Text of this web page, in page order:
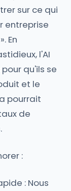
sur ce qui
entreprise
En
l'AI
qu'ils se
et le
pourrait
de
:
: Nous